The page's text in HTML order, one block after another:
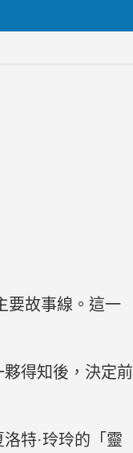
要故事線。這一
得知後，決定前
特·玲玲的「靈